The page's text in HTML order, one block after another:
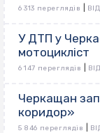
6 313 переглядів
У ДТП у
мотоцикліст
6 147 переглядів
Черкащан
коридор»
5 846 переглядів